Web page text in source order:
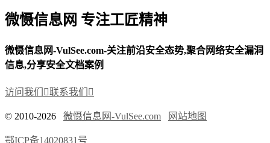
微慑信息网 专注工匠精神
微慑信息网-VulSee.com-关注前沿安全态势,聚合网络安全漏洞
信息,分享安全文档案例
访问我们 联系我们 
© 2010-2026 微慑信息网-VulSee.com 网站地图
鄂ICP备14020831号